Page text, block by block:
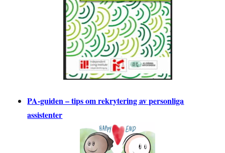
PA-guiden – tips om rekrytering av personliga
assistenter